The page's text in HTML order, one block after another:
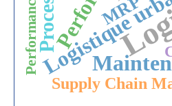
Logistique
MRP
Supply Chain
Performances